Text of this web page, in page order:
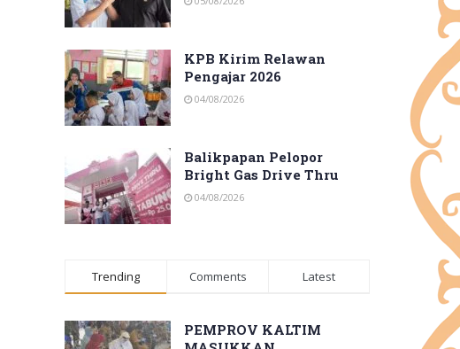
KPB Kirim Relawan
Pengajar 2026
04/08/2026
Balikpapan Pelopor
Bright Gas Drive Thru
04/08/2026
Trending Comments Latest
PEMPROV KALTIM